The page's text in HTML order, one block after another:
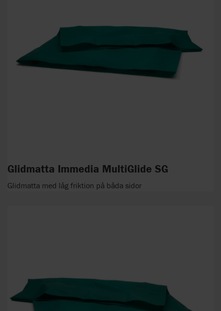
Glidmatta Immedia MultiGlide SG
Glidmatta med låg friktion på båda sidor